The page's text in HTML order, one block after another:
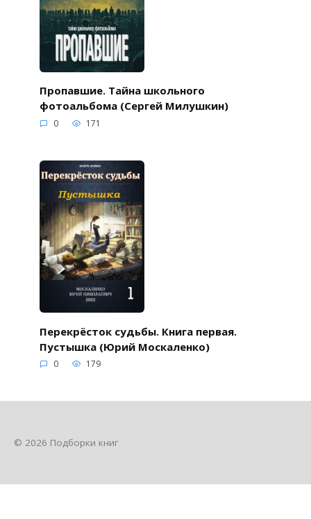
Пропавшие. Тайна школьного
фотоальбома (Сергей Милушкин)
0 171
Перекрёсток судьбы. Книга первая.
Пустышка (Юрий Москаленко)
0 179
© 2026 Подборки книг